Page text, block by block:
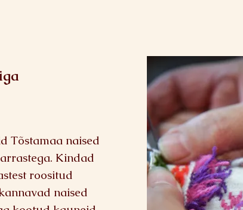
Tõstamaa naised
Kindad
roositud
naised